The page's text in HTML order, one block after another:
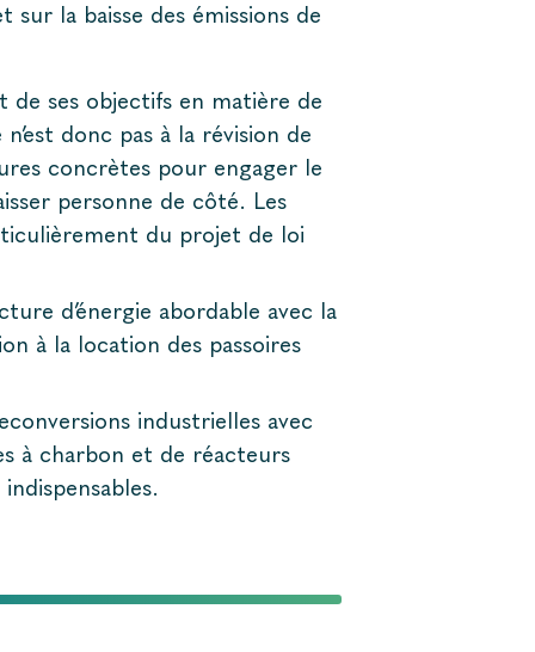
sur la baisse des émissions de
ses objectifs en matière de
donc pas à la révision de
concrètes pour engager le
personne de côté. Les
du projet de loi
d’énergie abordable avec la
à la location des passoires
industrielles avec
à charbon et de réacteurs